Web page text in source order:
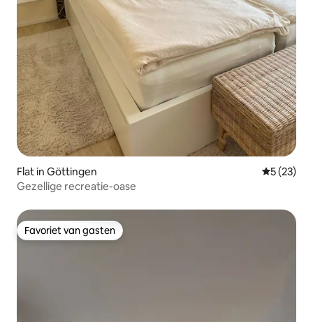
Flat in Göttingen
5 (23)
Gezellige recreatie-oase
Favoriet van gasten
Favoriet van gasten